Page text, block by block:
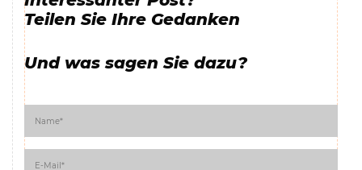
Teilen Sie Ihre Gedanken
Und was sagen Sie dazu?